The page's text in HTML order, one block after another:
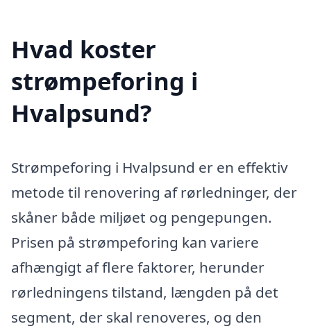
Hvad koster
strømpeforing i
Hvalpsund?
Strømpeforing i Hvalpsund er en effektiv
metode til renovering af rørledninger, der
skåner både miljøet og pengepungen.
Prisen på strømpeforing kan variere
afhængigt af flere faktorer, herunder
rørledningens tilstand, længden på det
segment, der skal renoveres, og den